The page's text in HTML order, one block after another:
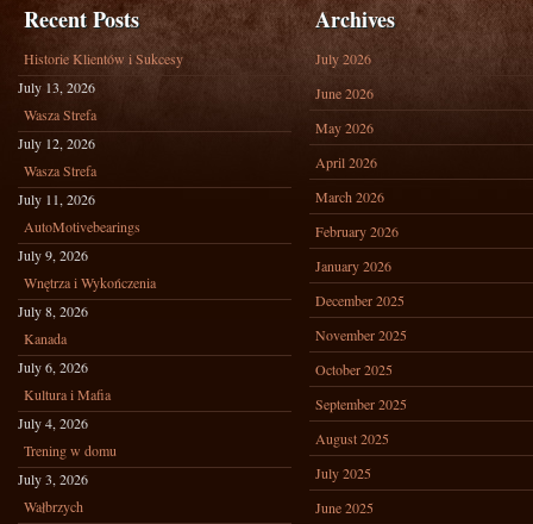
Recent Posts
Historie Klientów i Sukcesy
July 13, 2026
Wasza Strefa
July 12, 2026
Wasza Strefa
July 11, 2026
AutoMotivebearings
July 9, 2026
Wnętrza i Wykończenia
July 8, 2026
Kanada
July 6, 2026
Kultura i Mafia
July 4, 2026
Trening w domu
July 3, 2026
Wałbrzych
Archives
July 2026
June 2026
May 2026
April 2026
March 2026
February 2026
January 2026
December 2025
November 2025
October 2025
September 2025
August 2025
July 2025
June 2025